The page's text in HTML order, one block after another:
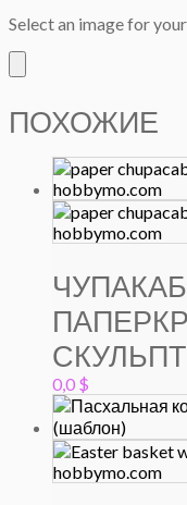
Select an image for
ПОХОЖИЕ
0,0 $